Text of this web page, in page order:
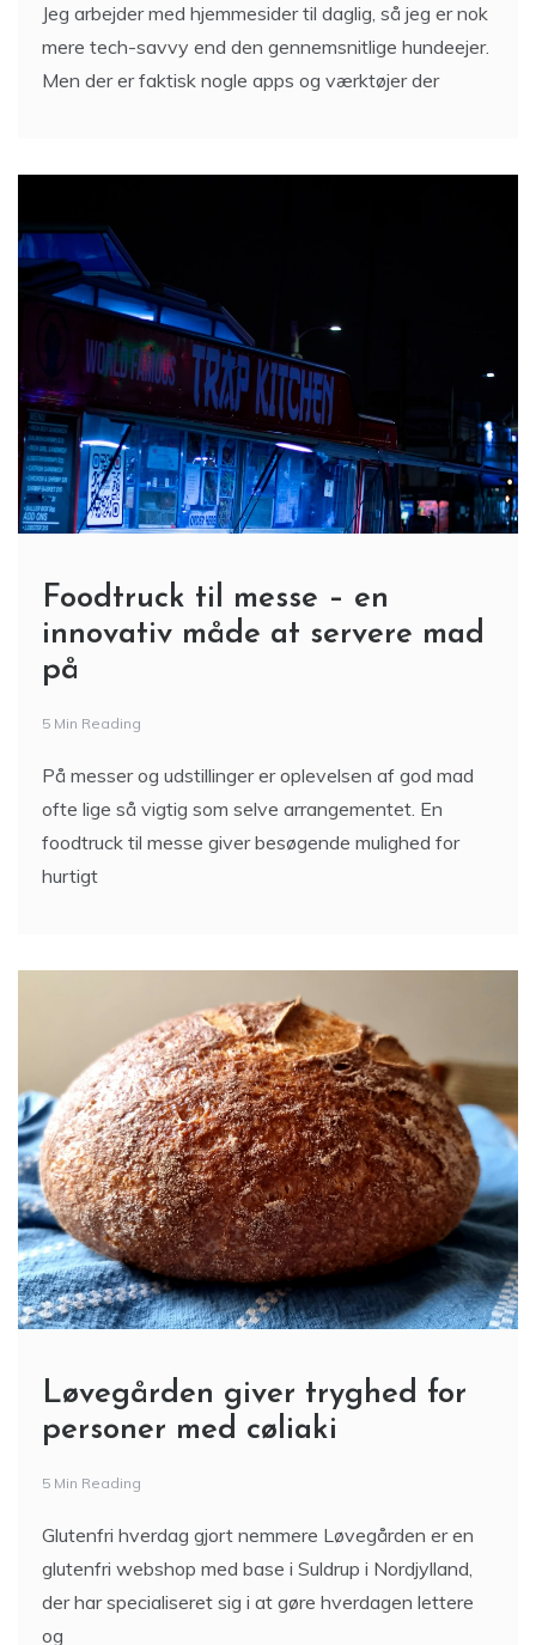
Jeg arbejder med hjemmesider til daglig, så jeg er nok
mere tech-savvy end den gennemsnitlige hundeejer.
Men der er faktisk nogle apps og værktøjer der
Foodtruck til messe – en
innovativ måde at servere mad
på
5 Min Reading
På messer og udstillinger er oplevelsen af god mad
ofte lige så vigtig som selve arrangementet. En
foodtruck til messe giver besøgende mulighed for
hurtigt
Løvegården giver tryghed for
personer med cøliaki
5 Min Reading
Glutenfri hverdag gjort nemmere Løvegården er en
glutenfri webshop med base i Suldrup i Nordjylland,
der har specialiseret sig i at gøre hverdagen lettere
og